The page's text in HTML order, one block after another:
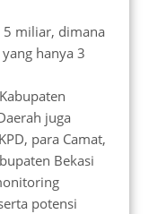
5 miliar, dimana
hanya 3
juga
para Camat,
Bekasi
potensi